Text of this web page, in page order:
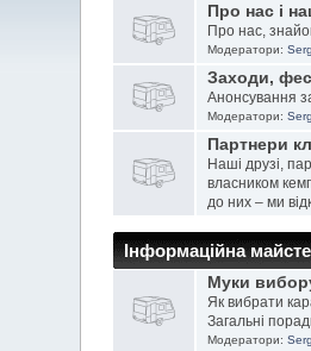
Про нас і
Про нас,
Модератори:
Заходи,
Анонсування
Модератори:
Партнери
Наші друзі,
власником
до них – ми
Інформаційна
Муки
Як вибрати
Загальні
Модератори: